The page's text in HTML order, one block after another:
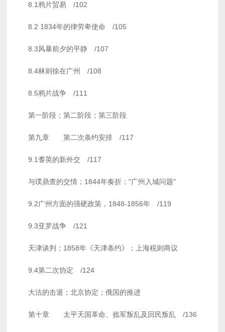
8.1鸦片贸易 /102
8.2 1834年的律劳卑使命 /105
8.3风暴前夕的平静 /107
8.4林则徐在广州 /108
8.5鸦片战争 /111
第一阶段；第二阶段；第三阶段
第九章 第二次条约安排 /117
9.1耆英的新外交 /117
与璞鼎查的交情；1844年奏折；"广州入城问题"
9.2广州方面的强硬政策，1848-1856年 /119
9.3亚罗战争 /121
天津谈判；1858年《天津条约》；上海税则商议
9.4第二次协定 /124
大沽的击退；北京协定；俄国的推进
第十章 太平天国革命、捻军叛乱及回民叛乱 /136